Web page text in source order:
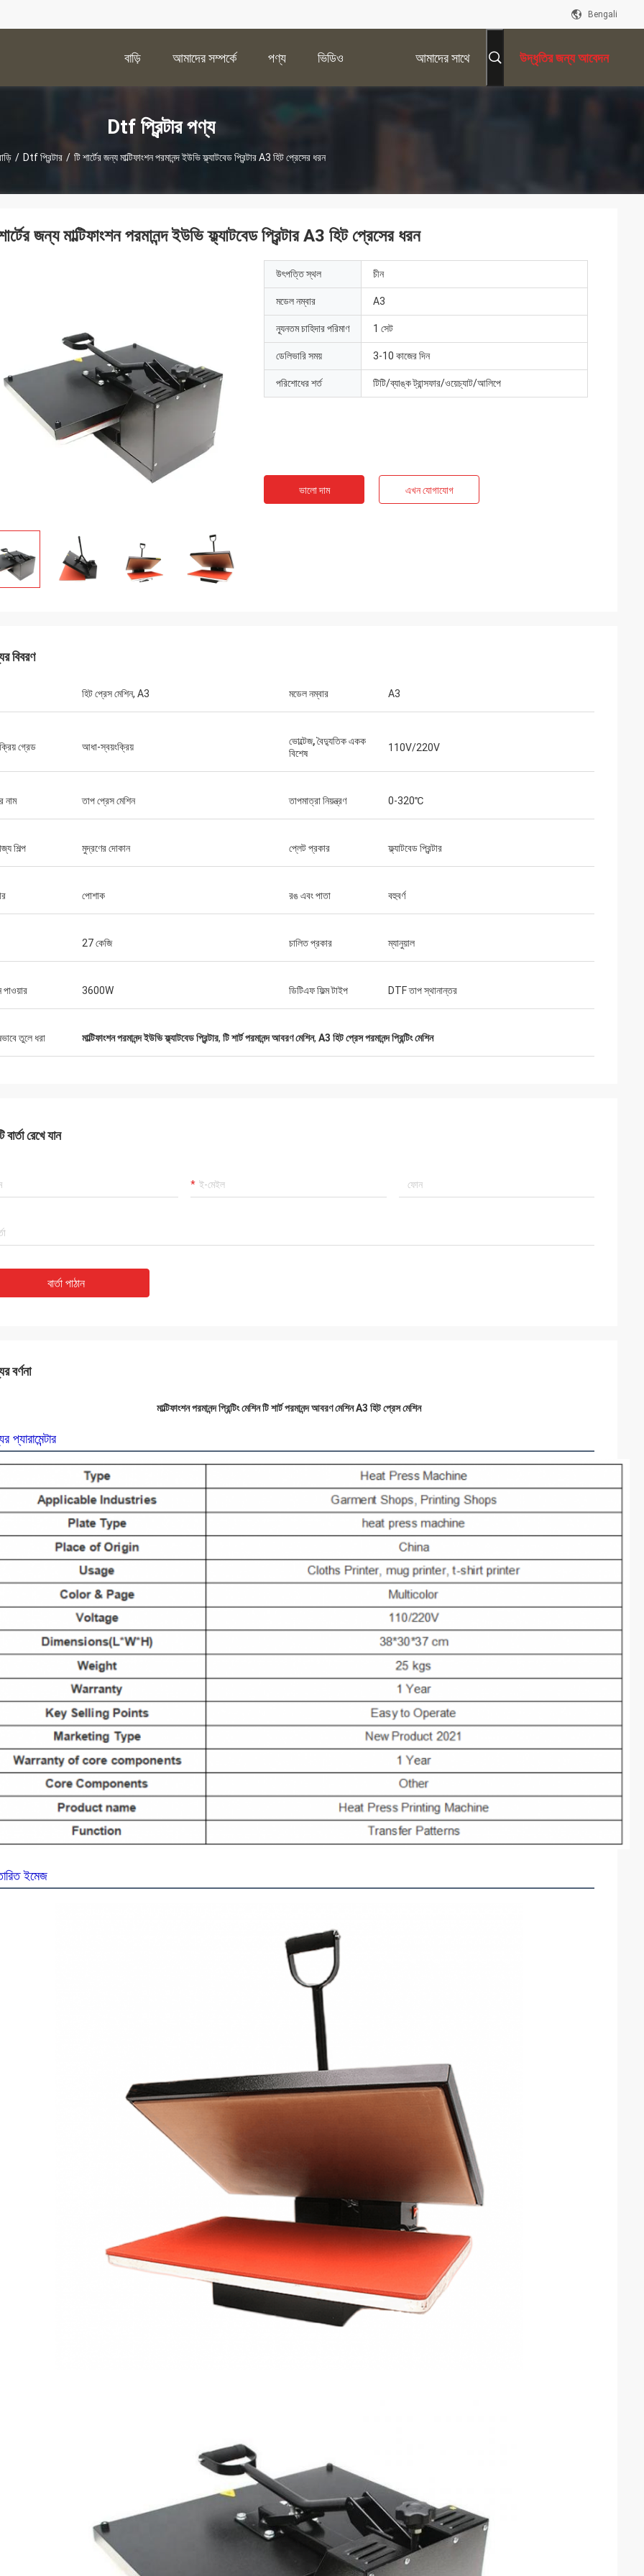
Bengali
বাড়ি আমাদের সম্পর্কে পণ্য ভিডিও আমাদের সাথে উদ্ধৃতির জন্য আবেদন
Dtf প্রিন্টার পণ্য
/ Dtf প্রিন্টার / টি শার্টের জন্য মাল্টিফাংশন পরমানন্দ ইউভি ফ্ল্যাটবেড প্রিন্টার A3 হিট প্রেসের ধরন
জন্য মাল্টিফাংশন পরমানন্দ ইউভি ফ্ল্যাটবেড প্রিন্টার A3 হিট প্রেসের ধরন
উৎপত্তি স্থল চীন
মডেল নম্বার A3
ন্যূনতম চাহিদার পরিমাণ 1 সেট
ডেলিভারি সময় 3-10 কাজের দিন
পরিশোধের শর্ত টিটি/ব্যাঙ্ক ট্রান্সফার/ওয়েচ্যাট/আলিপে
ভালো দাম এখন যোগাযোগ
বিবরণ
হিট প্রেস মেশিন, A3 মডেল নম্বার A3
গ্রেড আধা-স্বয়ংক্রিয়
ভোল্টেজ, বৈদ্যুতিক একক
বিশেষ
110V/220V
নাম তাপ প্রেস মেশিন তাপমাত্রা নিয়ন্ত্রণ 0-320℃
শিল্প মুদ্রণের দোকান প্লেট প্রকার ফ্ল্যাটবেড প্রিন্টার
পোশাক রঙ এবং পাতা বহুবর্ণ
27 কেজি চালিত প্রকার ম্যানুয়াল
পাওয়ার 3600W ডিটিএফ ফিল্ম টাইপ DTF তাপ স্থানান্তর
তুলে ধরা মাল্টিফাংশন পরমানন্দ ইউভি ফ্ল্যাটবেড প্রিন্টার, টি শার্ট পরমানন্দ আবরণ মেশিন, A3 হিট প্রেস পরমানন্দ প্রিন্টিং মেশিন
বার্তা রেখে যান
বার্তা পাঠান
বর্ণনা
মাল্টিফাংশন পরমানন্দ প্রিন্টিং মেশিন টি শার্ট পরমানন্দ আবরণ মেশিন A3 হিট প্রেস মেশিন
প্যারামেন্টার
ইমেজ